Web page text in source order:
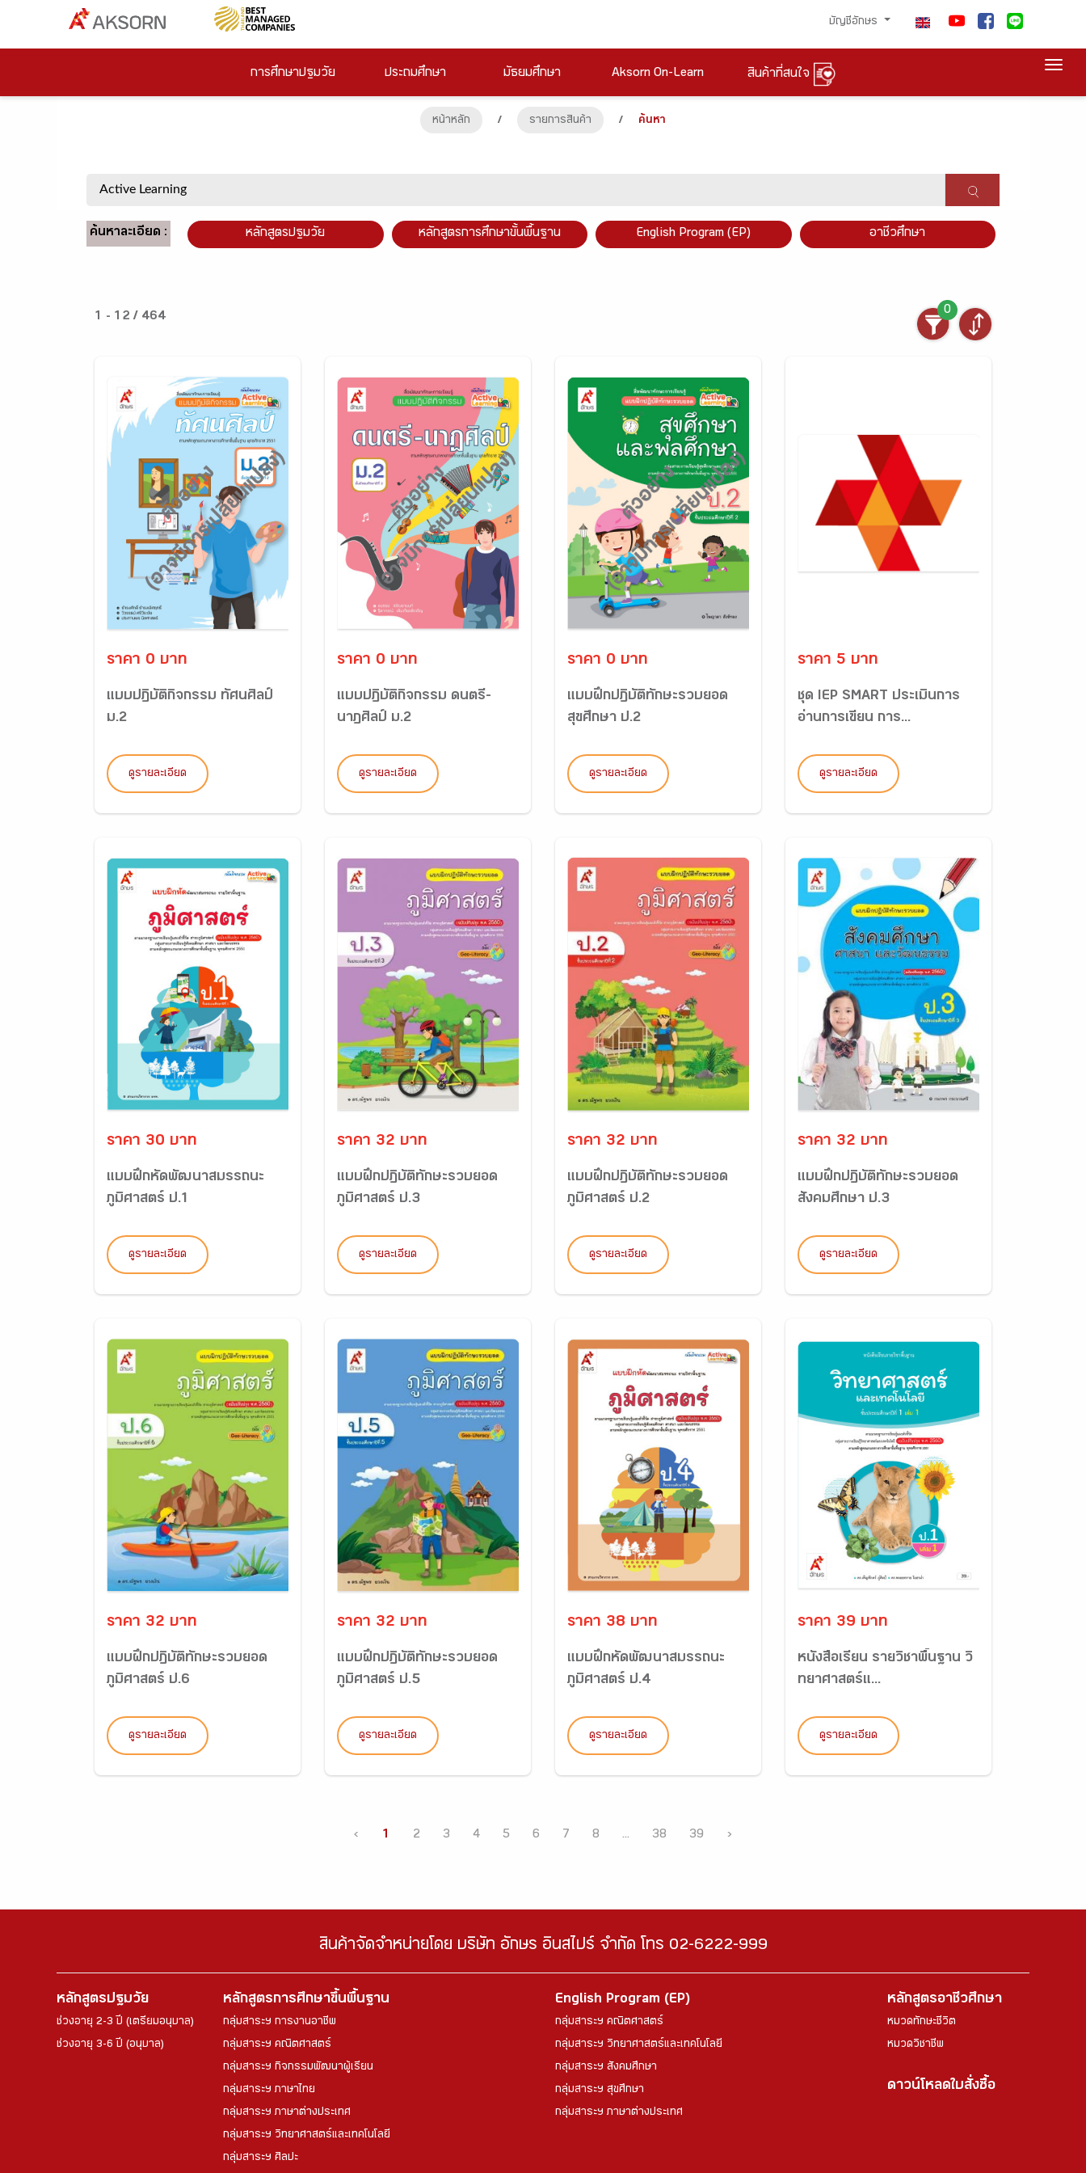
บัญชีอักษร
การศึกษาปฐมวัย ประถมศึกษา มัธยมศึกษา Aksorn On-Learn สินค้าที่สนใจ
หน้าหลัก / รายการสินค้า / ค้นหา
ค้นหาละเอียด : หลักสูตรปฐมวัย หลักสูตรการศึกษาขั้นพื้นฐาน English Program (EP) อาชีวศึกษา
1 - 12 / 464
0
ราคา 0 บาท
แบบปฏิบัติกิจกรรม ทัศนศิลป์
ม.2
ดูรายละเอียด
ราคา 0 บาท
แบบปฏิบัติกิจกรรม ดนตรี-
นาฏศิลป์ ม.2
ดูรายละเอียด
ราคา 0 บาท
แบบฝึกปฏิบัติทักษะรวบยอด
สุขศึกษา ป.2
ดูรายละเอียด
ราคา 5 บาท
ชุด IEP SMART ประเมินการ
อ่านการเขียน การ...
ดูรายละเอียด
ราคา 30 บาท
แบบฝึกหัดพัฒนาสมรรถนะ
ภูมิศาสตร์ ป.1
ดูรายละเอียด
ราคา 32 บาท
แบบฝึกปฏิบัติทักษะรวบยอด
ภูมิศาสตร์ ป.3
ดูรายละเอียด
ราคา 32 บาท
แบบฝึกปฏิบัติทักษะรวบยอด
ภูมิศาสตร์ ป.2
ดูรายละเอียด
ราคา 32 บาท
แบบฝึกปฏิบัติทักษะรวบยอด
สังคมศึกษา ป.3
ดูรายละเอียด
ราคา 32 บาท
แบบฝึกปฏิบัติทักษะรวบยอด
ภูมิศาสตร์ ป.6
ดูรายละเอียด
ราคา 32 บาท
แบบฝึกปฏิบัติทักษะรวบยอด
ภูมิศาสตร์ ป.5
ดูรายละเอียด
ราคา 38 บาท
แบบฝึกหัดพัฒนาสมรรถนะ
ภูมิศาสตร์ ป.4
ดูรายละเอียด
ราคา 39 บาท
หนังสือเรียน รายวิชาพื้นฐาน วิ
ทยาศาสตร์แ...
ดูรายละเอียด
‹ 1 2 3 4 5 6 7 8 ... 38 39 ›
สินค้าจัดจำหน่ายโดย บริษัท อักษร อินสไปร์ จำกัด โทร 02-6222-999
หลักสูตรปฐมวัย
ช่วงอายุ 2-3 ปี (เตรียมอนุบาล)
ช่วงอายุ 3-6 ปี (อนุบาล)
หลักสูตรการศึกษาขึ้นพื้นฐาน
กลุ่มสาระฯ การงานอาชีพ
กลุ่มสาระฯ คณิตศาสตร์
กลุ่มสาระฯ กิจกรรมพัฒนาผู้เรียน
กลุ่มสาระฯ ภาษาไทย
กลุ่มสาระฯ ภาษาต่างประเทศ
กลุ่มสาระฯ วิทยาศาสตร์และเทคโนโลยี
กลุ่มสาระฯ ศิลปะ
English Program (EP)
กลุ่มสาระฯ คณิตศาสตร์
กลุ่มสาระฯ วิทยาศาสตร์และเทคโนโลยี
กลุ่มสาระฯ สังคมศึกษา
กลุ่มสาระฯ สุขศึกษา
กลุ่มสาระฯ ภาษาต่างประเทศ
หลักสูตรอาชีวศึกษา
หมวดทักษะชีวิต
หมวดวิชาชีพ
ดาวน์โหลดใบสั่งซื้อ